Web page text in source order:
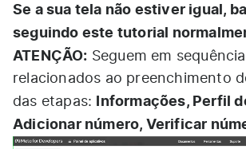
Se a sua tela não estiver igual,
seguindo este tutorial
ATENÇÃO: Seguem em
relacionados ao preenchimento
das etapas: Informações, Perfil
Adicionar número, Verificar